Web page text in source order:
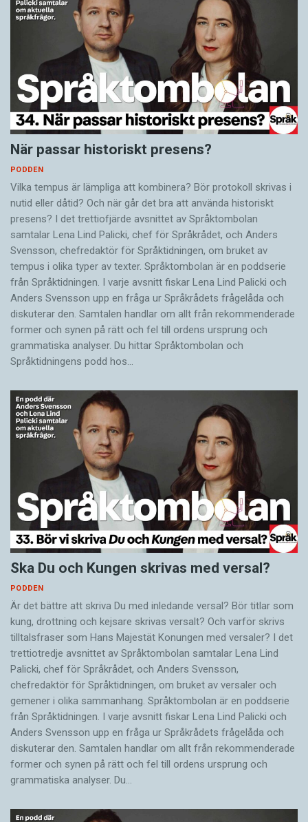
När passar historiskt presens?
PODDEN
Vilka tempus är lämpliga att kombinera? Bör protokoll skrivas i
nutid eller dåtid? Och när går det bra att använda historiskt
presens? I det trettiofjärde avsnittet av Språktombolan
samtalar Lena Lind Palicki, chef för Språkrådet, och Anders
Svensson, chefredaktör för Språktidningen, om bruket av
tempus i olika typer av texter. Språktombolan är en poddserie
från Språktidningen. I varje avsnitt fiskar Lena Lind Palicki och
Anders Svensson upp en fråga ur Språkrådets frågelåda och
diskuterar den. Samtalen handlar om allt från rekommenderade
former och synen på rätt och fel till ordens ursprung och
grammatiska analyser. Du hittar Språktombolan och
Språktidningens podd hos…
Ska Du och Kungen skrivas med versal?
PODDEN
Är det bättre att skriva Du med inledande versal? Bör titlar som
kung, drottning och kejsare skrivas versalt? Och varför skrivs
tilltalsfraser som Hans Majestät Konungen med versaler? I det
trettiotredje avsnittet av Språktombolan samtalar Lena Lind
Palicki, chef för Språkrådet, och Anders Svensson,
chefredaktör för Språktidningen, om bruket av versaler och
gemener i olika sammanhang. Språktombolan är en poddserie
från Språktidningen. I varje avsnitt fiskar Lena Lind Palicki och
Anders Svensson upp en fråga ur Språkrådets frågelåda och
diskuterar den. Samtalen handlar om allt från rekommenderade
former och synen på rätt och fel till ordens ursprung och
grammatiska analyser. Du…